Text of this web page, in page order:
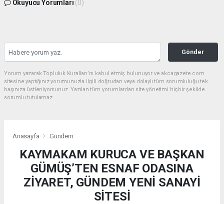
Okuyucu Yorumları (0)
Gönder
Yorum yazarak Topluluk Kuralları’nı kabul etmiş bulunuyor ve akcagazete.com
sitesine yaptığınız yorumunuzla ilgili doğrudan veya dolaylı tüm sorumluluğu tek
başınıza üstleniyorsunuz. Yazılan tüm yorumlardan site yönetimi hiçbir şekilde
sorumlu tutulamaz.
Anasayfa Gündem
KAYMAKAM KURUCA VE BAŞKAN
GÜMÜŞ’TEN ESNAF ODASINA
ZİYARET, GÜNDEM YENİ SANAYİ
SİTESİ